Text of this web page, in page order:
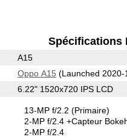
Spécifications
A15
Oppo A15 (Launched 2020-
6.22" 1520x720 IPS LCD
13-MP f/2.2(Primaire)
2-MP f/2.4+Capteur
2-MP f/2.4